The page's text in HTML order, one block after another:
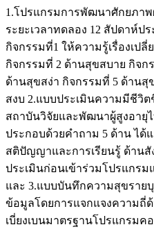
1.โปรแกรมการพัฒนาศักยภา
ระยะเวลาทดลอง 12 สัปดาห์ป
กิจกรรมที่1 ให้ความรู้เรื่องเป
กิจกรรมที่ 2 ด้านสุขสบาย กิจ
ด้านสุขสง่า กิจกรรมที่ 5 ด้านสุ
สงบ 2.แบบประเมินความมีชีวิ
สถาบันวิจัยและพัฒนาผู้สูงอายุ
ประกอบด้วยคำถาม 5 ด้าน ได้
สติปัญญาและการเรียนรู้ ด้าน
ประเมินก่อนเข้าร่วมโปรแกร
และ 3.แบบบันทึกความสุขราย
ข้อมูลโดยการแจกแจงความถี่
เบี่ยงเบนมาตรฐานโปรแกรมค